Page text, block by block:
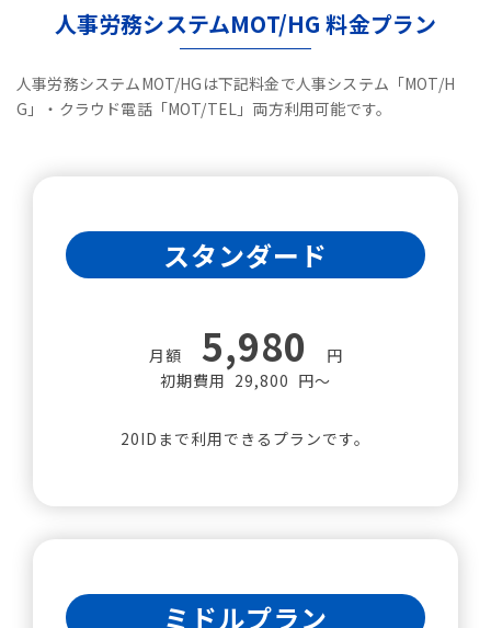
人事労務システムMOT/HG 料金プラン
人事労務システムMOT/HGは下記料金で人事システム「MOT/H
G」・クラウド電話「MOT/TEL」両方利用可能です。
スタンダード
月額 5,980
円
初期費用 29,800 円～
20IDまで利用できるプランです。
ミドルプラン